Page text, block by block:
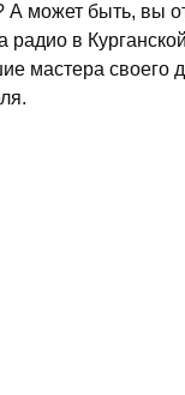
может быть, вы
радио в
мастера своего